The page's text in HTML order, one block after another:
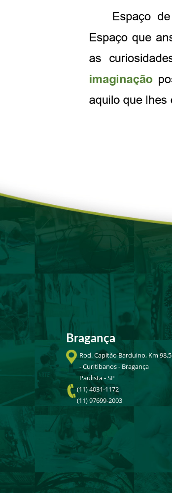
Bragança
Rod. Capitão Barduino, Km 98,5
- Curitibanos - Bragança
Paulista - SP
(11) 4031-1172
(11) 97699-2003